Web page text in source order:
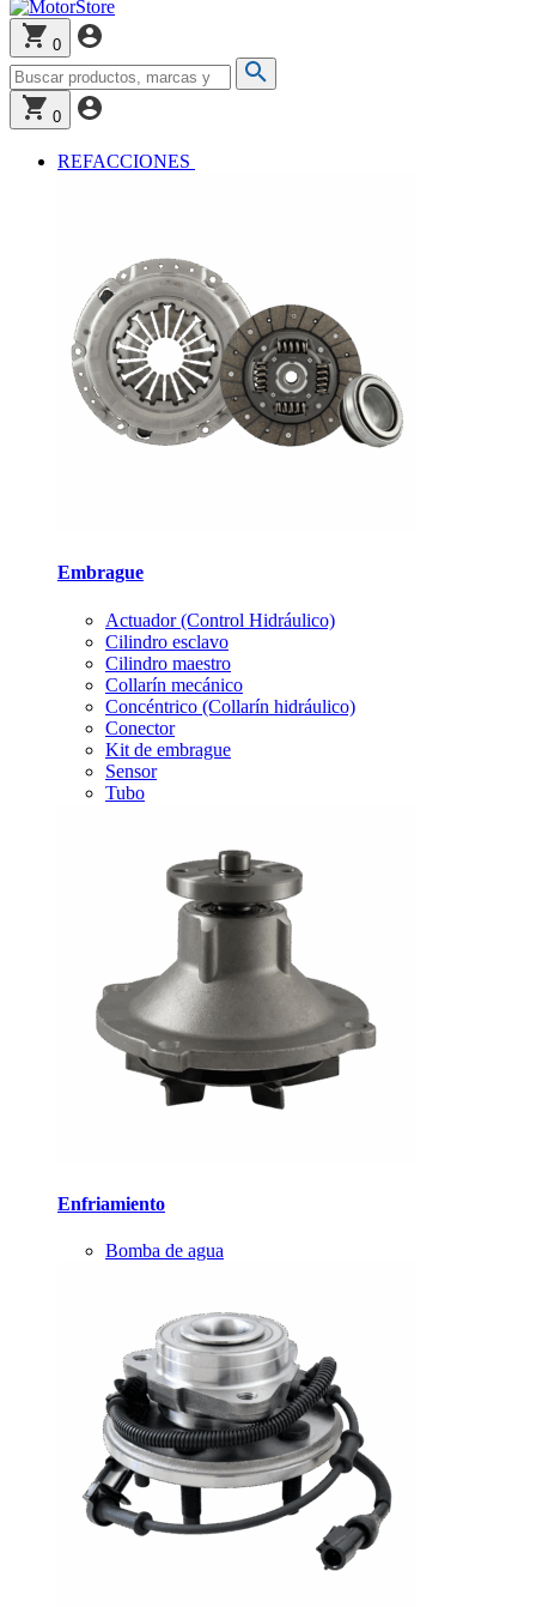
0
0
REFACCIONES
Embrague
Actuador (Control Hidráulico)
Cilindro esclavo
Cilindro maestro
Collarín mecánico
Concéntrico (Collarín hidráulico)
Conector
Kit de embrague
Sensor
Tubo
Enfriamiento
Bomba de agua